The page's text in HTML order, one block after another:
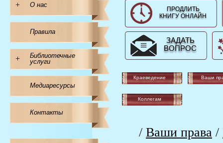
+ О нас
Правила
+
Библиотечные
услуги
Медиаресурсы
Контакты
ПРОДЛИТЬ
КНИГУ ОНЛАЙН
ЗАДАТЬ
ВОПРОС
Краеведение Ваши
Коллегам
/ Ваши права /